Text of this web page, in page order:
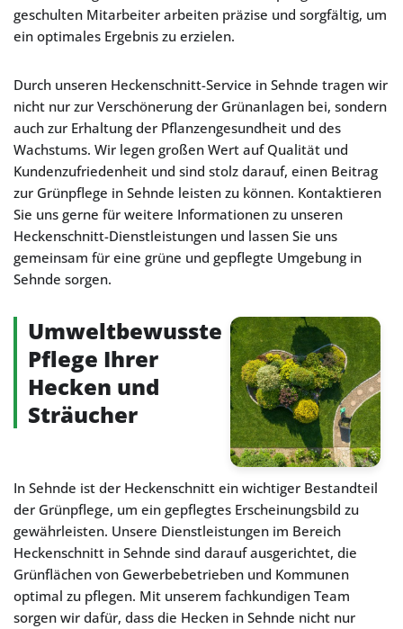
geschulten Mitarbeiter arbeiten präzise und sorgfältig, um
ein optimales Ergebnis zu erzielen.
Durch unseren Heckenschnitt-Service in Sehnde tragen wir
nicht nur zur Verschönerung der Grünanlagen bei, sondern
auch zur Erhaltung der Pflanzengesundheit und des
Wachstums. Wir legen großen Wert auf Qualität und
Kundenzufriedenheit und sind stolz darauf, einen Beitrag
zur Grünpflege in Sehnde leisten zu können. Kontaktieren
Sie uns gerne für weitere Informationen zu unseren
Heckenschnitt-Dienstleistungen und lassen Sie uns
gemeinsam für eine grüne und gepflegte Umgebung in
Sehnde sorgen.
Umweltbewusste
Pflege Ihrer
Hecken und
Sträucher
In Sehnde ist der Heckenschnitt ein wichtiger Bestandteil
der Grünpflege, um ein gepflegtes Erscheinungsbild zu
gewährleisten. Unsere Dienstleistungen im Bereich
Heckenschnitt in Sehnde sind darauf ausgerichtet, die
Grünflächen von Gewerbebetrieben und Kommunen
optimal zu pflegen. Mit unserem fachkundigen Team
sorgen wir dafür, dass die Hecken in Sehnde nicht nur